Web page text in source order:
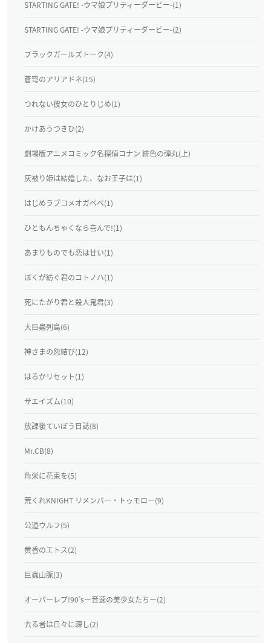
STARTING GATE! -ウマ娘プリティーダービー-(1)
STARTING GATE! -ウマ娘プリティーダービー-(2)
ブラックガールズトーク(4)
蒼穹のアリアドネ(15)
つれない彼女のひとりじめ(1)
かけあうつきひ(2)
劇場版アニメコミック名探偵コナン 緋色の弾丸(上)
灰被り姫は結婚した、なお王子は(1)
はじめラブコメオガベベ(1)
ひともんちゃくなら喜んで!(1)
あまりものでも恋は甘い(1)
ぼくが紡ぐ君のコトノハ(1)
死にたがり君と殺人鬼君(3)
大巨蟲列島(6)
神さまの怨結び(12)
はるかリセット(1)
サエイズム(10)
放課後ていぼう日誌(8)
Mr.CB(8)
角栄に花束を(5)
荒くれKNIGHT リメンバー・トゥモロー(9)
公道ウルフ(5)
黄昏のエトス(2)
巨蟲山脈(3)
オーバーレブ!90’sー音速の美少女たちー(2)
去る者は日々に疎し(2)